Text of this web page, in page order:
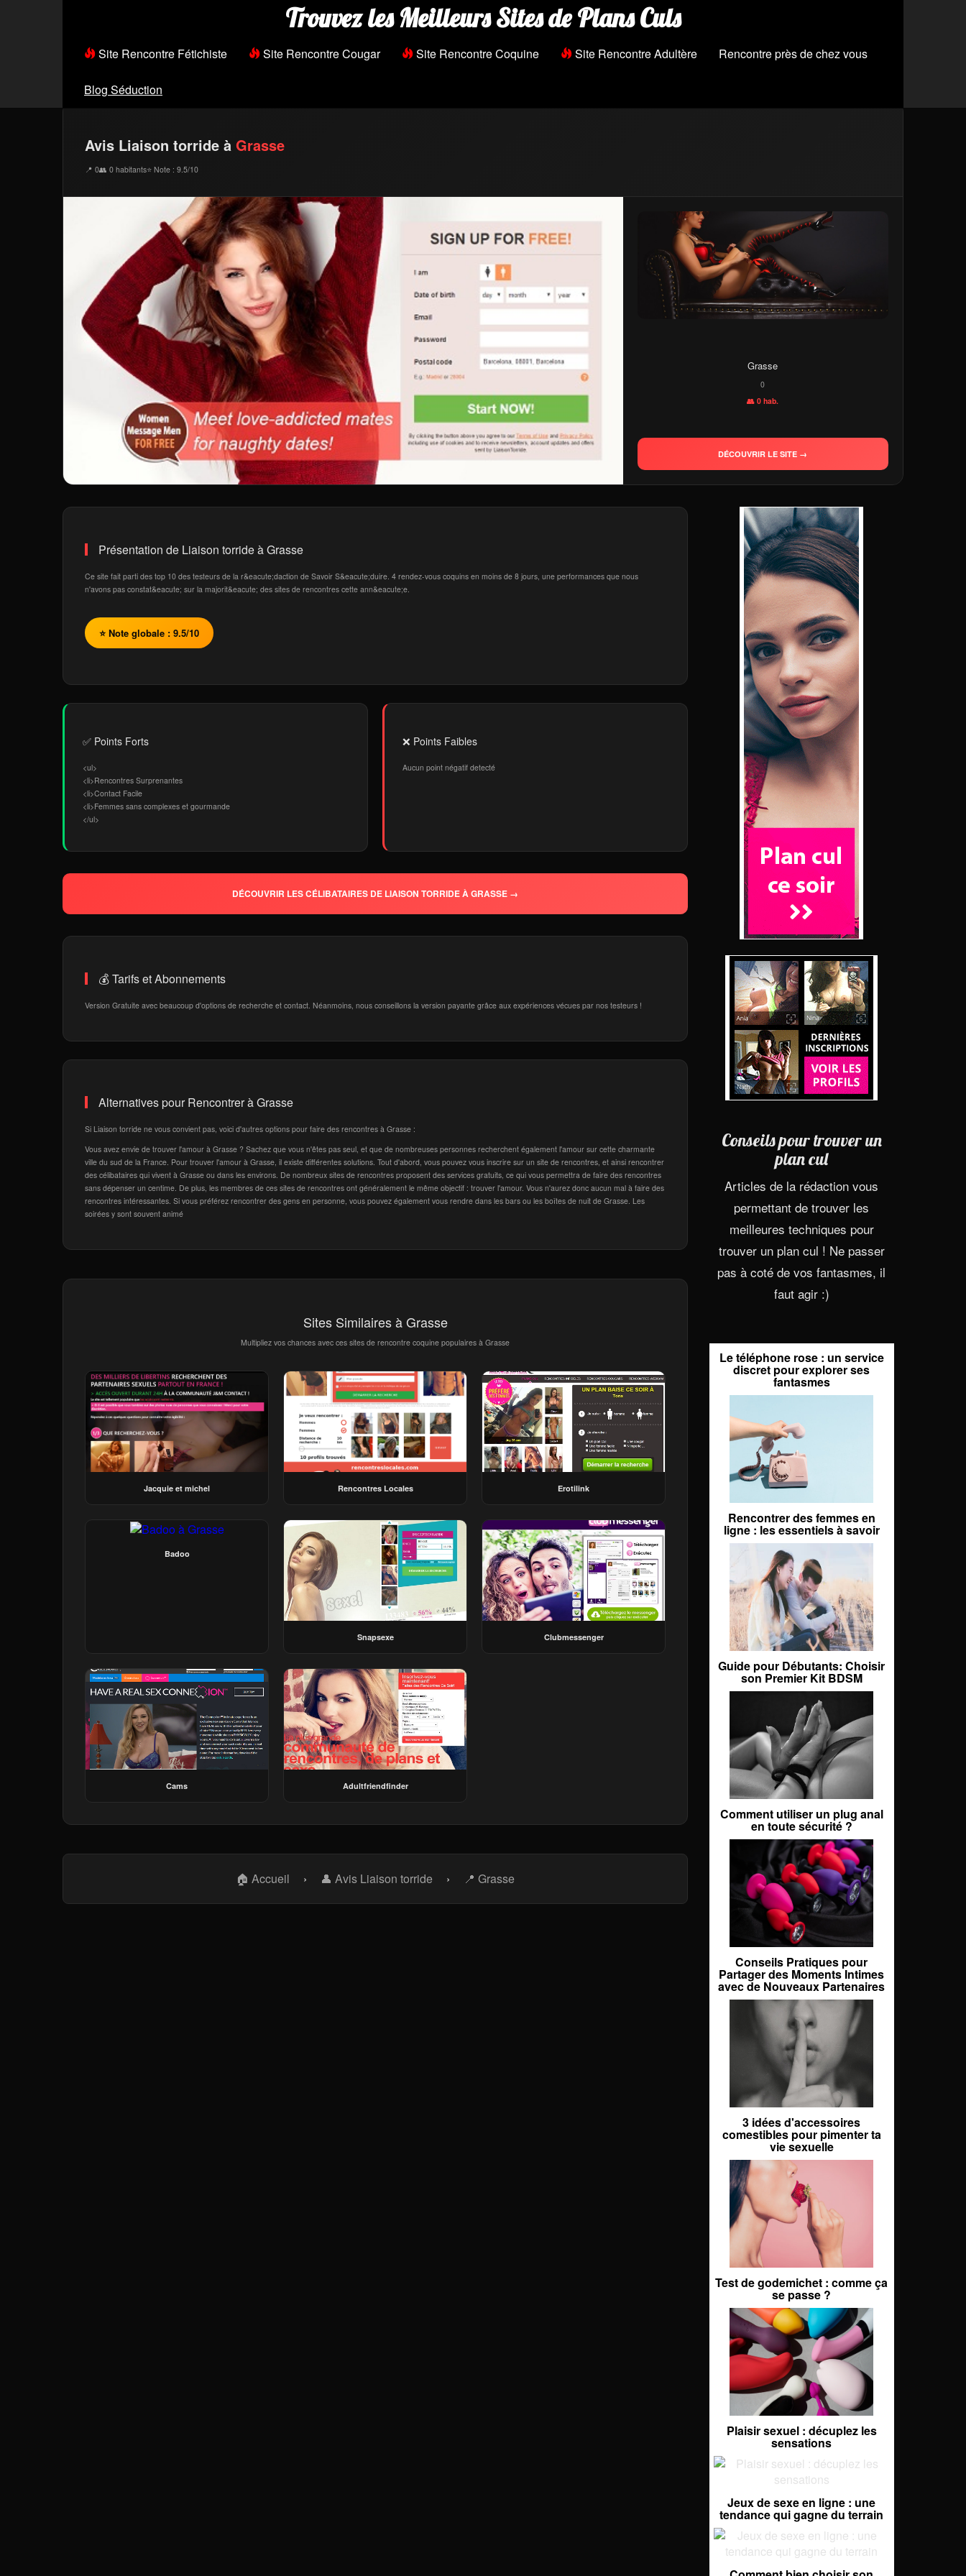
Trouvez les Meilleurs Sites de Plans Culs
Site Rencontre Fétichiste Site Rencontre Cougar Site Rencontre Coquine Site Rencontre Adultère Rencontre près de chez vous
Blog Séduction
Avis Liaison torride à Grasse
📍 0👥 0 habitants⭐ Note : 9.5/10
Grasse
0
👥 0 hab.
DÉCOUVRIR LE SITE →
Présentation de Liaison torride à Grasse
Ce site fait parti des top 10 des testeurs de la r&eacute;daction de Savoir S&eacute;duire. 4 rendez-vous coquins en moins de 8 jours, une performances que nous
n'avons pas constat&eacute; sur la majorit&eacute; des sites de rencontres cette ann&eacute;e.
⭐ Note globale : 9.5/10
✅ Points Forts
<ul>
<li>Rencontres Surprenantes
<li>Contact Facile
<li>Femmes sans complexes et gourmande
</ul>
❌ Points Faibles
Aucun point négatif detecté
DÉCOUVRIR LES CÉLIBATAIRES DE LIAISON TORRIDE À GRASSE →
💰 Tarifs et Abonnements
Version Gratuite avec beaucoup d'options de recherche et contact. Néanmoins, nous conseillons la version payante grâce aux expériences vécues par nos testeurs !
Alternatives pour Rencontrer à Grasse
Si Liaison torride ne vous convient pas, voici d'autres options pour faire des rencontres à Grasse :
Vous avez envie de trouver l'amour à Grasse ? Sachez que vous n'êtes pas seul, et que de nombreuses personnes recherchent également l'amour sur cette charmante
ville du sud de la France. Pour trouver l'amour à Grasse, il existe différentes solutions. Tout d'abord, vous pouvez vous inscrire sur un site de rencontres, et ainsi rencontrer
des célibataires qui vivent à Grasse ou dans les environs. De nombreux sites de rencontres proposent des services gratuits, ce qui vous permettra de faire des rencontres
sans dépenser un centime. De plus, les membres de ces sites de rencontres ont généralement le même objectif : trouver l'amour. Vous n'aurez donc aucun mal à faire des
rencontres intéressantes. Si vous préférez rencontrer des gens en personne, vous pouvez également vous rendre dans les bars ou les boîtes de nuit de Grasse. Les
soirées y sont souvent animé
Sites Similaires à Grasse
Multipliez vos chances avec ces sites de rencontre coquine populaires à Grasse
Jacquie et michel Rencontres Locales Erotilink
Badoo
Snapsexe Clubmessenger
Cams Adultfriendfinder
🏠 Accueil › 👤 Avis Liaison torride › 📍 Grasse
Conseils pour trouver un
plan cul
Articles de la rédaction vous
permettant de trouver les
meilleures techniques pour
trouver un plan cul ! Ne passer
pas à coté de vos fantasmes, il
faut agir :)
Le téléphone rose : un service
discret pour explorer ses
fantasmes
Rencontrer des femmes en
ligne : les essentiels à savoir
Guide pour Débutants: Choisir
son Premier Kit BDSM
Comment utiliser un plug anal
en toute sécurité ?
Conseils Pratiques pour
Partager des Moments Intimes
avec de Nouveaux Partenaires
3 idées d'accessoires
comestibles pour pimenter ta
vie sexuelle
Test de godemichet : comme ça
se passe ?
Plaisir sexuel : décuplez les
sensations
Jeux de sexe en ligne : une
tendance qui gagne du terrain